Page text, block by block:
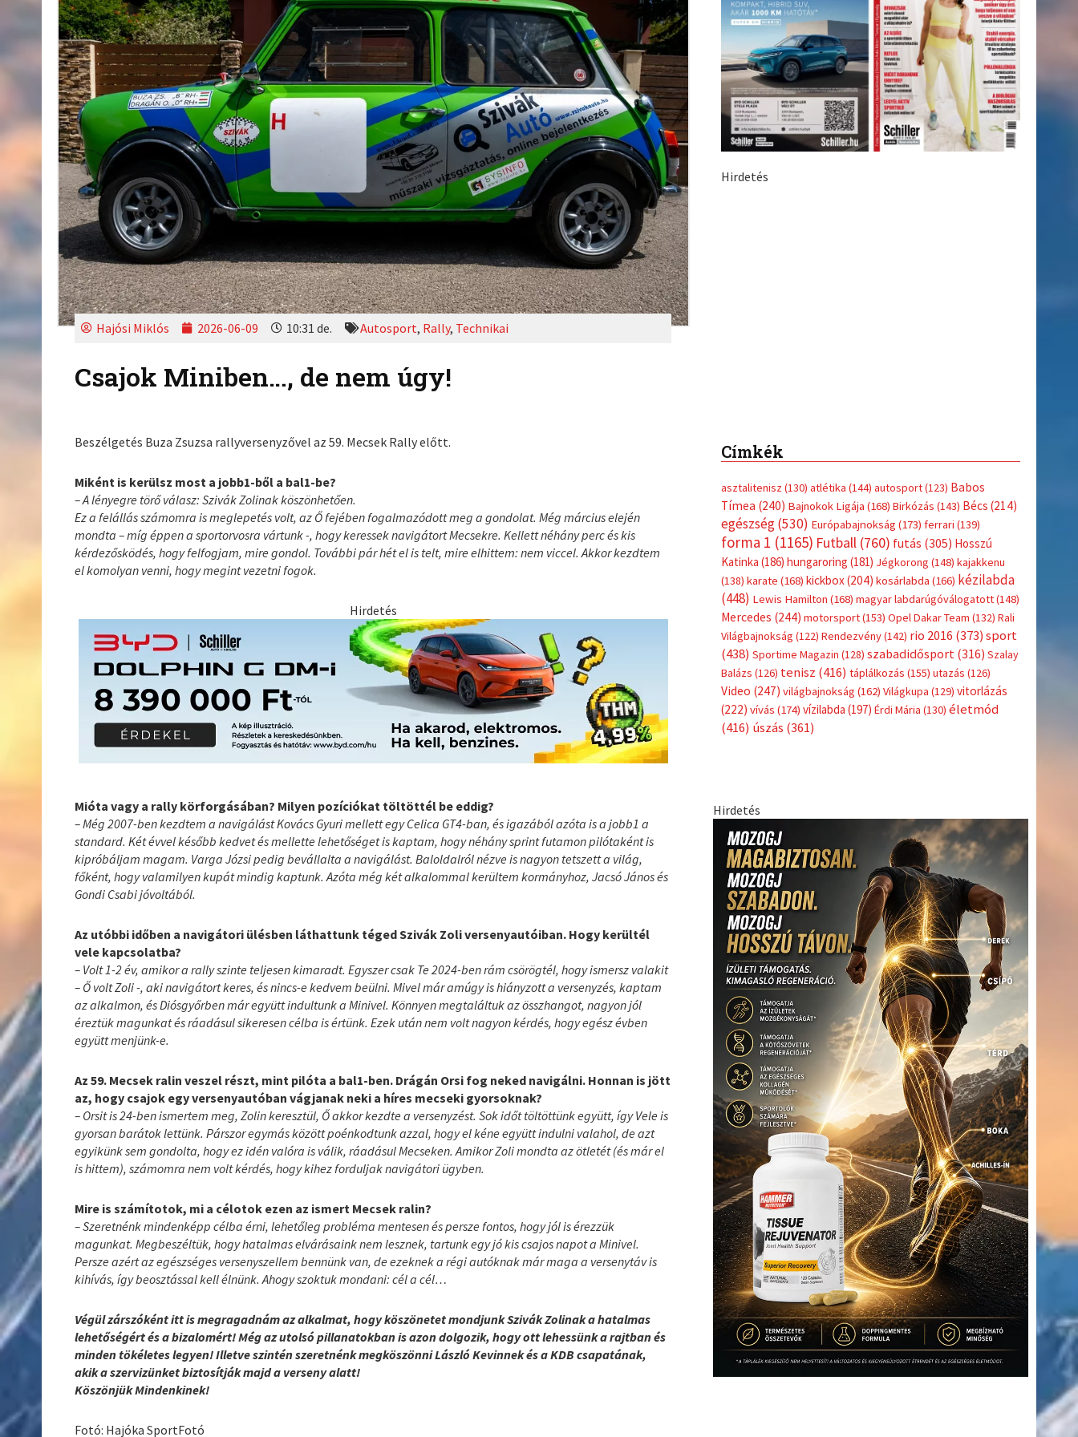
Hajósi Miklós 2026-06-09 10:31 de. Autosport, Rally, Technikai
Csajok Miniben…, de nem úgy!
Beszélgetés Buza Zsuzsa rallyversenyzővel az 59. Mecsek Rally előtt.
Miként is kerülsz most a jobb1-ből a bal1-be?
– A lényegre törő válasz: Szivák Zolinak köszönhetően.
Ez a felállás számomra is meglepetés volt, az Ő fejében fogalmazódott meg a gondolat. Még március elején
mondta – míg éppen a sportorvosra vártunk -, hogy keressek navigátort Mecsekre. Kellett néhány perc és kis
kérdezősködés, hogy felfogjam, mire gondol. További pár hét el is telt, mire elhittem: nem viccel. Akkor kezdtem
el komolyan venni, hogy megint vezetni fogok.
Hirdetés
Mióta vagy a rally körforgásában? Milyen pozíciókat töltöttél be eddig?
– Még 2007-ben kezdtem a navigálást Kovács Gyuri mellett egy Celica GT4-ban, és igazából azóta is a jobb1 a
standard. Két évvel később kedvet és mellette lehetőséget is kaptam, hogy néhány sprint futamon pilótaként is
kipróbáljam magam. Varga Józsi pedig bevállalta a navigálást. Baloldalról nézve is nagyon tetszett a világ,
főként, hogy valamilyen kupát mindig kaptunk. Azóta még két alkalommal kerültem kormányhoz, Jacsó János és
Gondi Csabi jóvoltából.
Az utóbbi időben a navigátori ülésben láthattunk téged Szivák Zoli versenyautóiban. Hogy kerültél
vele kapcsolatba?
– Volt 1-2 év, amikor a rally szinte teljesen kimaradt. Egyszer csak Te 2024-ben rám csörögtél, hogy ismersz valakit
– Ő volt Zoli -, aki navigátort keres, és nincs-e kedvem beülni. Mivel már amúgy is hiányzott a versenyzés, kaptam
az alkalmon, és Diósgyőrben már együtt indultunk a Minivel. Könnyen megtaláltuk az összhangot, nagyon jól
éreztük magunkat és ráadásul sikeresen célba is értünk. Ezek után nem volt nagyon kérdés, hogy egész évben
együtt menjünk-e.
Az 59. Mecsek ralin veszel részt, mint pilóta a bal1-ben. Drágán Orsi fog neked navigálni. Honnan is jött
az, hogy csajok egy versenyautóban vágjanak neki a híres mecseki gyorsoknak?
– Orsit is 24-ben ismertem meg, Zolin keresztül, Ő akkor kezdte a versenyzést. Sok időt töltöttünk együtt, így Vele is
gyorsan barátok lettünk. Párszor egymás között poénkodtunk azzal, hogy el kéne együtt indulni valahol, de azt
egyikünk sem gondolta, hogy ez idén valóra is válik, ráadásul Mecseken. Amikor Zoli mondta az ötletét (és már el
is hittem), számomra nem volt kérdés, hogy kihez forduljak navigátori ügyben.
Mire is számítotok, mi a célotok ezen az ismert Mecsek ralin?
– Szeretnénk mindenképp célba érni, lehetőleg probléma mentesen és persze fontos, hogy jól is érezzük
magunkat. Megbeszéltük, hogy hatalmas elvárásaink nem lesznek, tartunk egy jó kis csajos napot a Minivel.
Persze azért az egészséges versenyszellem bennünk van, de ezeknek a régi autóknak már maga a versenytáv is
kihívás, így beosztással kell élnünk. Ahogy szoktuk mondani: cél a cél…
Végül zárszóként itt is megragadnám az alkalmat, hogy köszönetet mondjunk Szivák Zolinak a hatalmas
lehetőségért és a bizalomért! Még az utolsó pillanatokban is azon dolgozik, hogy ott lehessünk a rajtban és
minden tökéletes legyen! Illetve szintén szeretnénk megköszönni László Kevinnek és a KDB csapatának,
akik a szervizünket biztosítják majd a verseny alatt!
Köszönjük Mindenkinek!
Fotó: Hajóka SportFotó
Hirdetés
Címkék
asztalitenisz(130) autosport(123)Babos
Tímea(240)Bajnokok Ligája (168)Birkózás(143)Bécs(214)
egészség(530) Európabajnokság(173)ferrari(139)
forma 1(1165) (760)futás(305)
Hosszú
Katinka(186)hungaroring (181)Jégkorong(148)
kajakkenu
(138)karate(168)kickbox(204) kosárlabda(166)kézilabda
(448)Lewis Hamilton(168)magyar labdarúgóválogatott(148)
Mercedes(244)motorsport(153)Opel Dakar Team(132)Rali
Világbajnokság(122)Rendezvény(142)rio 2016(373)sport
(438)Sportime Magazin (128)szabadidősport (316)Szalay
Balázs
(126)tenisz(416)táplálkozás(155)utazás(126)
Video (247)világbajnokság(162) Világkupa(129)vitorlázás
(222)
vívás(174)vízilabda(197) Érdi Mária(130)életmód
(416)úszás(361)
Hirdetés